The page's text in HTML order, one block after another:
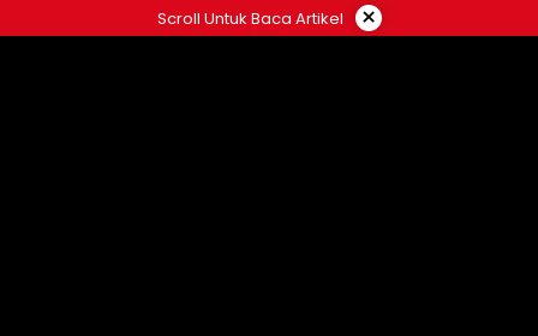
ke
Scroll Untuk Baca Artikel ×